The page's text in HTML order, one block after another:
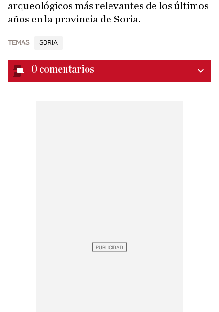
arqueológicos más relevantes de los últimos
años en la provincia de Soria.
TEMAS SORIA
0 comentarios